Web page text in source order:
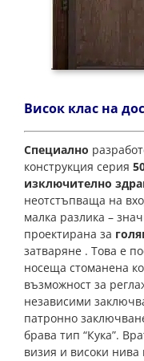
Висок клас на
Специално
конструкция серия
изключително
неотстъпваща на
малка разлика –
проектирана за
затваряне . Това е
носеща стоманена
възможност за
независими
патронно
брава тип “Кука”.
визия и високи